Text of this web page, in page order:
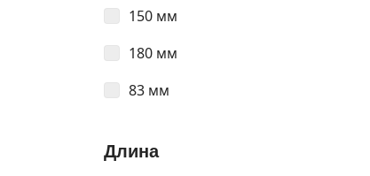
150 мм
180 мм
83 мм
Длина